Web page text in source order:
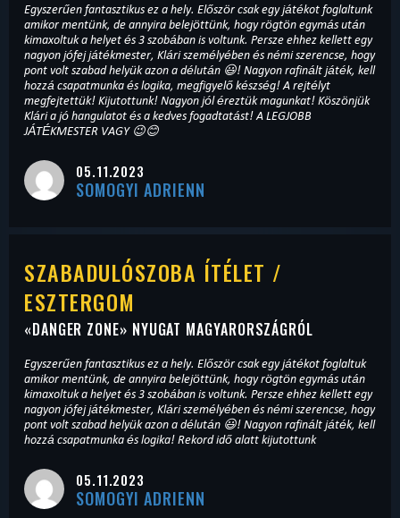
Egyszerűen fantasztikus ez a hely. Először csak egy játékot foglaltunk
amikor mentünk, de annyira belejöttünk, hogy rögtön egymás után
kimaxoltuk a helyet és 3 szobában is voltunk. Persze ehhez kellett egy
nagyon jófej játékmester, Klári személyében és némi szerencse, hogy
pont volt szabad helyük azon a délután 😃! Nagyon rafinált játék, kell
hozzá csapatmunka és logika, megfigyelő készség! A rejtélyt
megfejtettük! Kijutottunk! Nagyon jól éreztük magunkat! Köszönjük
Klári a jó hangulatot és a kedves fogadtatást! A LEGJOBB
JÁTÉKMESTER VAGY 😉😊
05.11.2023
SOMOGYI ADRIENN
SZABADULÓSZOBA ÍTÉLET /
ESZTERGOM
«DANGER ZONE» NYUGAT MAGYARORSZÁGRÓL
Egyszerűen fantasztikus ez a hely. Először csak egy játékot foglaltuk
amikor mentünk, de annyira belejöttünk, hogy rögtön egymás után
kimaxoltuk a helyet és 3 szobában is voltunk. Persze ehhez kellett egy
nagyon jófej játékmester, Klári személyében és némi szerencse, hogy
pont volt szabad helyük azon a délután 😃! Nagyon rafinált játék, kell
hozzá csapatmunka és logika! Rekord idő alatt kijutottunk
05.11.2023
SOMOGYI ADRIENN